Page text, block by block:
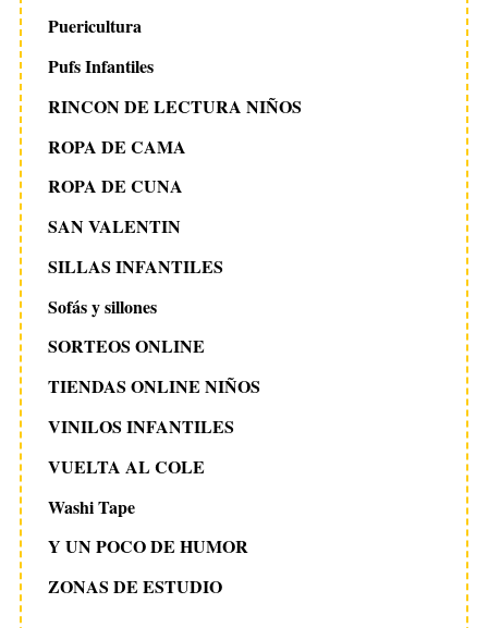
Puericultura
Pufs Infantiles
RINCON DE LECTURA NIÑOS
ROPA DE CAMA
ROPA DE CUNA
SAN VALENTIN
SILLAS INFANTILES
Sofás y sillones
SORTEOS ONLINE
TIENDAS ONLINE NIÑOS
VINILOS INFANTILES
VUELTA AL COLE
Washi Tape
Y UN POCO DE HUMOR
ZONAS DE ESTUDIO